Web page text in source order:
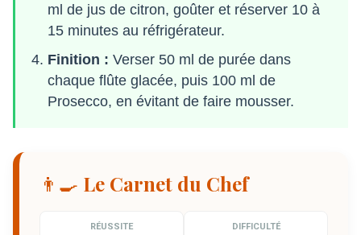
ml de jus de citron, goûter et réserver 10 à
15 minutes au réfrigérateur.
Finition : Verser 50 ml de purée dans
chaque flûte glacée, puis 100 ml de
Prosecco, en évitant de faire mousser.
👨‍🍳 Le Carnet du Chef
RÉUSSITE DIFFICULTÉ